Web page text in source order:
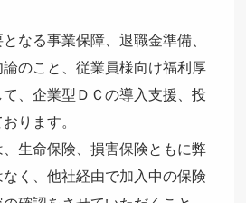
なる事業保障、退職金準備、
のこと、従業員様向け福利厚
、企業型ＤＣの導入支援、投
ります。
生命保険、損害保険ともに弊
く、他社経由で加入中の保険